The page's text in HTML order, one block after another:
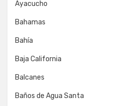
Ayacucho
Bahamas
Bahía
Baja California
Balcanes
Baños de Agua Santa